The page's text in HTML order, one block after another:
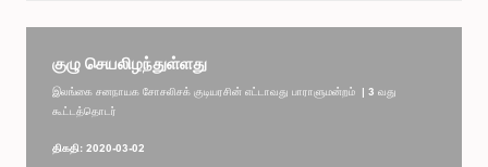
குழு செயலிழந்துள்ளது
இலங்கை சனநாயக சோசலிசக் குடியரசின் எட்டாவது பாராளுமன்றம் | 3 வது
கூட்டத்தொடர்
திகதி: 2020-03-02